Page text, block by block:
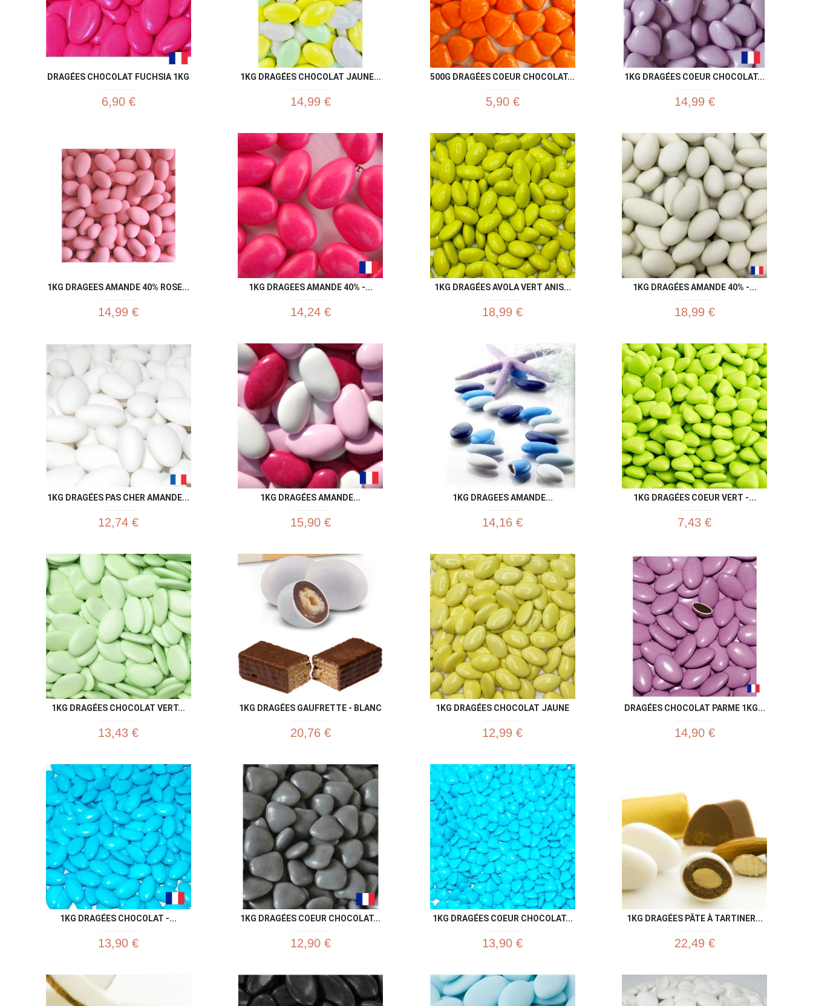
DRAGÉES CHOCOLAT FUCHSIA 1KG
6,90 €
1KG DRAGÉES CHOCOLAT JAUNE...
14,99 €
500G DRAGÉES COEUR CHOCOLAT...
5,90 €
1KG DRAGÉES COEUR CHOCOLAT...
14,99 €
1KG DRAGEES AMANDE 40% ROSE...
14,99 €
 Aperçu rapide
1KG DRAGEES AMANDE 40% -...
14,24 €
Aperçu rapide
1KG DRAGÉES AVOLA VERT ANIS...
18,99 €
Aperçu rapide
1KG DRAGÉES AMANDE 40% -...
18,99 €
1KG DRAGÉES PAS CHER AMANDE...
12,74 €
 Aperçu rapide
1KG DRAGÉES AMANDE...
15,90 €
Aperçu rapide
1KG DRAGEES AMANDE...
14,16 €
Aperçu rapide
1KG DRAGÉES COEUR VERT -...
7,43 €
1KG DRAGÉES CHOCOLAT VERT...
13,43 €
Aperçu rapide
1KG DRAGÉES GAUFRETTE - BLANC
20,76 €
Aperçu rapide
1KG DRAGÉES CHOCOLAT JAUNE
12,99 €
Aperçu rapide
DRAGÉES CHOCOLAT PARME 1KG...
14,90 €
1KG DRAGÉES CHOCOLAT -...
13,90 €
Aperçu rapide
1KG DRAGÉES COEUR CHOCOLAT...
12,90 €
Aperçu rapide
1KG DRAGÉES COEUR CHOCOLAT...
13,90 €
1KG DRAGÉES PÂTE À TARTINER...
22,49 €
 Aperçu rapide  Aperçu rapide  Aperçu rapide